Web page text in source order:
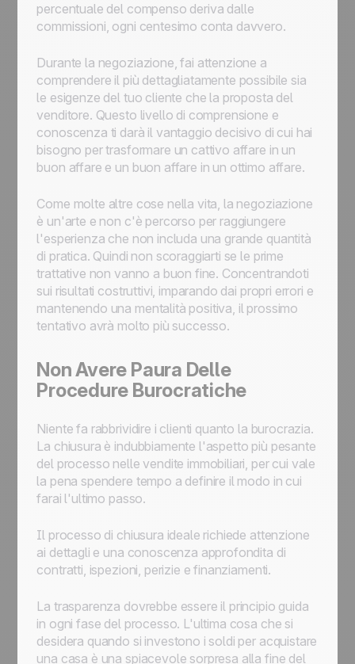
percentuale del compenso deriva dalle
commissioni, ogni centesimo conta davvero.
Durante la negoziazione, fai attenzione a
comprendere il più dettagliatamente possibile sia
le esigenze del tuo cliente che la proposta del
venditore. Questo livello di comprensione e
conoscenza ti darà il vantaggio decisivo di cui hai
bisogno per trasformare un cattivo affare in un
buon affare e un buon affare in un ottimo affare.
Come molte altre cose nella vita, la negoziazione
è un'arte e non c'è percorso per raggiungere
l'esperienza che non includa una grande quantità
di pratica. Quindi non scoraggiarti se le prime
trattative non vanno a buon fine. Concentrandoti
sui risultati costruttivi, imparando dai propri errori e
mantenendo una mentalità positiva, il prossimo
tentativo avrà molto più successo.
Non Avere Paura Delle
Procedure Burocratiche
Niente fa rabbrividire i clienti quanto la burocrazia.
La chiusura è indubbiamente l'aspetto più pesante
del processo nelle vendite immobiliari, per cui vale
la pena spendere tempo a definire il modo in cui
farai l'ultimo passo.
Il processo di chiusura ideale richiede attenzione
ai dettagli e una conoscenza approfondita di
contratti, ispezioni, perizie e finanziamenti.
La trasparenza dovrebbe essere il principio guida
in ogni fase del processo. L'ultima cosa che si
desidera quando si investono i soldi per acquistare
una casa è una spiacevole sorpresa alla fine del